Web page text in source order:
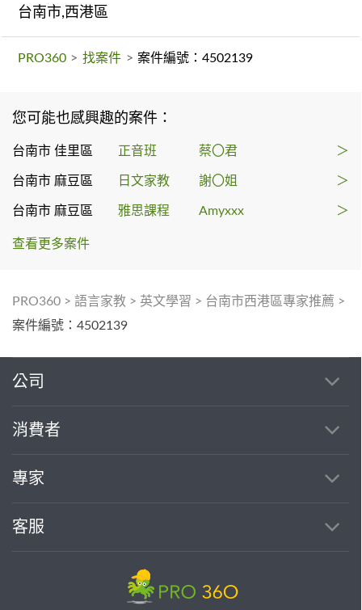
台南市,西港區
PRO360 > 找案件 > 案件編號：4502139
您可能也感興趣的案件：
台南市 佳里區 正音班 蔡〇君 ＞
台南市 麻豆區 日文家教 謝〇姐 ＞
台南市 麻豆區 雅思課程 Amyxxx ＞
查看更多案件
PRO360 > 語言家教 > 英文學習 > 台南市西港區專家推薦 >
案件編號：4502139
公司
消費者
專家
客服